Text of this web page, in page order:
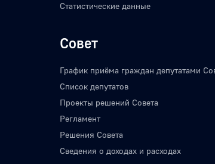
Статистические данные
Совет
График приёма граждан депутатами
Список депутатов
Проекты решений Совета
Регламент
Решения Совета
Сведения о доходах и расходах